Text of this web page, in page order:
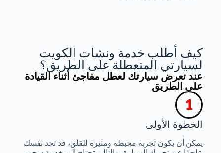
كيف أطلب خدمة ونشات الكويت
لسيارتي المتعطلة على الطريق؟
عند تعرض سيارتك لعطل مفاجئ أثناء القيادة
على الطريق
الخطوة الأولى
يمكن أن يكون تجربة محبطة ومثيرة للقلق، قد تجد نفسك